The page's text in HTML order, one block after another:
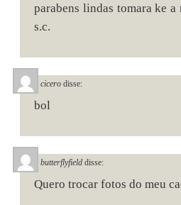
parabens lindas tomara ke
s.c.
cicero disse:
bol
butterflyfield disse:
Quero trocar fotos do meu